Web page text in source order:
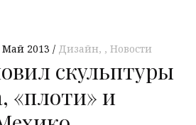
Май 2013 Дизайн, Новости
скульптуры
«плоти» и